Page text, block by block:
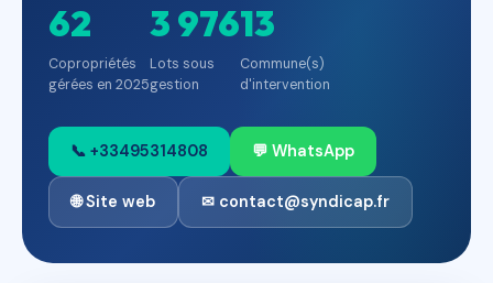
62
Copropriétés
gérées en 2025
3 976
Lots sous
gestion
13
Commune(s)
d'intervention
📞 +33495314808 💬 WhatsApp
🌐 Site web ✉ contact@syndicap.fr